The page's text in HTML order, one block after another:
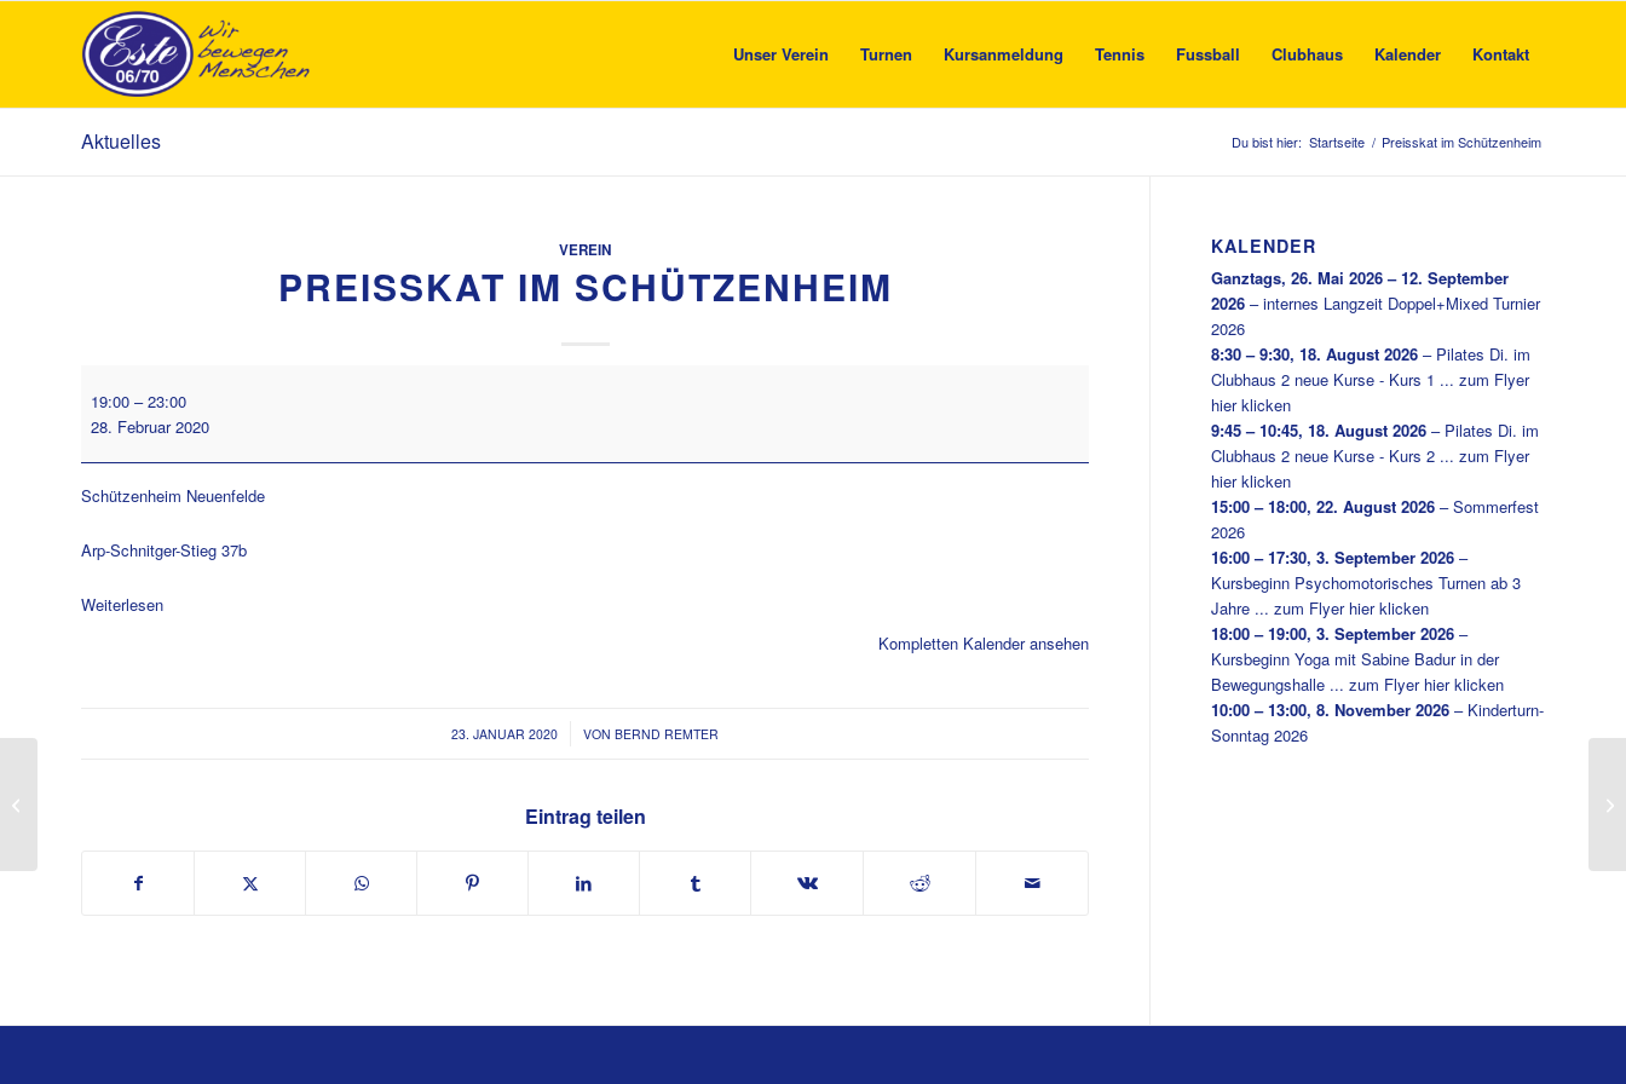
Unser Verein Turnen Kursanmeldung Tennis Fussball Clubhaus Kalender Kontakt
Aktuelles Du bist hier: Startseite / Preisskat im Schützenheim
VEREIN
PREISSKAT IM SCHÜTZENHEIM
im
Schützenheim
19:00 –23:00
28. Februar 2020
Schützenheim Neuenfelde
Arp-Schnitger-Stieg 37b
Weiterlesen
Kompletten Kalender ansehen
23. JANUAR 2020
/ VONBERND REMTER
Eintrag teilen
KALENDER
Ganztags,26. Mai 2026 – 12. September
2026 –internes Langzeit Doppel+Mixed Turnier
2026
8:30 – 9:30,18. August 2026 – Pilates Di. im
Clubhaus 2 neue Kurse - Kurs 1 ... zum Flyer
hier klicken
9:45 – 10:45,18. August 2026 – Pilates Di. im
Clubhaus 2 neue Kurse - Kurs 2 ... zum Flyer
hier klicken
15:00 – 18:00,22. August 2026 –Sommerfest
2026
16:00 – 17:30,3. September 2026 –
Kursbeginn Psychomotorisches Turnen ab 3
Jahre ... zum Flyer hier klicken
18:00 – 19:00,3. September 2026 –
Kursbeginn Yoga mit Sabine Badur in der
Bewegungshalle ... zum Flyer hier klicken
10:00 – 13:00,8. November 2026 – Kinderturn-
Sonntag 2026